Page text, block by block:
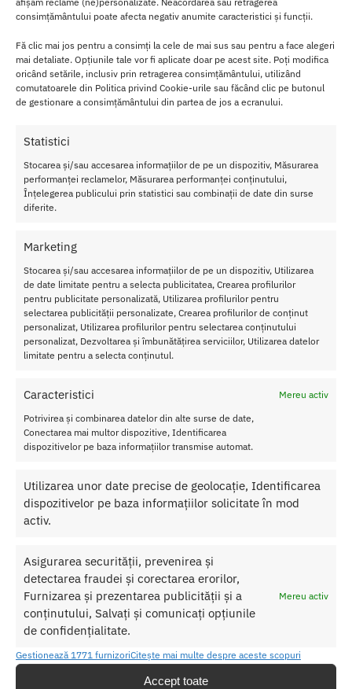
consimțământului poate afecta negativ anumite caracteristici și funcții.
Fă clic mai jos pentru a consimți la cele de mai sus sau pentru a face alegeri
mai detaliate. Opțiunile tale vor fi aplicate doar pe acest site. Poți modifica
oricând setările, inclusiv prin retragerea consimțământului, utilizând
comutatoarele din Politica privind Cookie-urile sau făcând clic pe butonul
de gestionare a consimțământului din partea de jos a ecranului.
Statistici
Stocarea și/sau accesarea informațiilor de pe un dispozitiv, Măsurarea
performanței reclamelor, Măsurarea performanței conținutului,
Înțelegerea publicului prin statistici sau combinații de date din surse
diferite.
Marketing
Stocarea și/sau accesarea informațiilor de pe un dispozitiv, Utilizarea
de date limitate pentru a selecta publicitatea, Crearea profilurilor
pentru publicitate personalizată, Utilizarea profilurilor pentru
selectarea publicității personalizate, Crearea profilurilor de conținut
personalizat, Utilizarea profilurilor pentru selectarea conținutului
personalizat, Dezvoltarea și îmbunătățirea serviciilor, Utilizarea datelor
limitate pentru a selecta conținutul.
Caracteristici
Mereu activ
Potrivirea și combinarea datelor din alte surse de date,
Conectarea mai multor dispozitive, Identificarea
dispozitivelor pe baza informațiilor transmise automat.
Utilizarea unor date precise de geolocație, Identificarea
dispozitivelor pe baza informațiilor solicitate în mod
activ.
Asigurarea securității, prevenirea și
detectarea fraudei și corectarea erorilor,
Furnizarea și prezentarea publicității și a
conținutului, Salvați și comunicați opțiunile
de confidențialitate.
Mereu activ
Gestionează 1771 furnizoriCitește mai multe despre aceste scopuri
Accept toate
În plus, curelele sunt reglabile atat pe partea din fata, cat si pe
coapse.
Date
tehnice
-Strapon
Material:
Piele
Compati
dildo-uri
– Talie si
bretele
reglabile
– Spate captusit pentru confort
– Ideal pentru fixare
– Compozitie: poliuretan (92%), silicon (5%), metal (3%)
Nu uitati sa curatati produsul inainte si dupa fiecare utilizare cu apa
Etichetă: Strap-On The Desirous Strap-on-me
Produse similare